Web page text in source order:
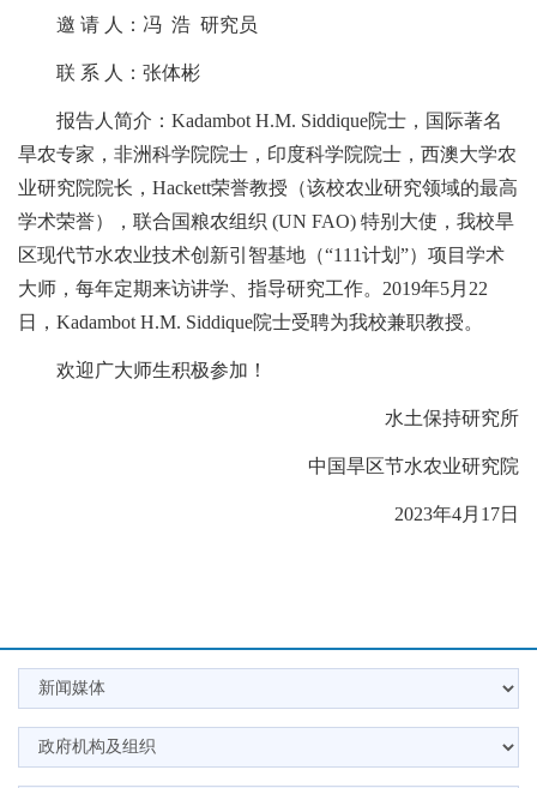
邀 请 人：冯 浩 研究员
联 系 人：张体彬
报告人简介：Kadambot H.M. Siddique院士，国际著名
旱农专家，非洲科学院院士，印度科学院院士，西澳大学农
业研究院院长，Hackett荣誉教授（该校农业研究领域的最高
学术荣誉），联合国粮农组织 (UN FAO) 特别大使，我校旱
区现代节水农业技术创新引智基地（“111计划”）项目学术
大师，每年定期来访讲学、指导研究工作。2019年5月22
日，Kadambot H.M. Siddique院士受聘为我校兼职教授。
欢迎广大师生积极参加！
水土保持研究所
中国旱区节水农业研究院
2023年4月17日